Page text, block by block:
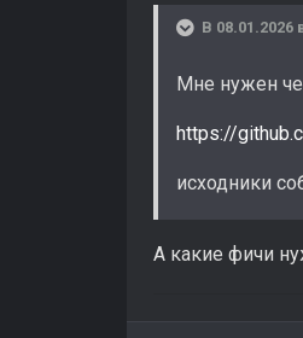
В 08.01.2026
Мне нужен
https://
исходники
А какие фичи